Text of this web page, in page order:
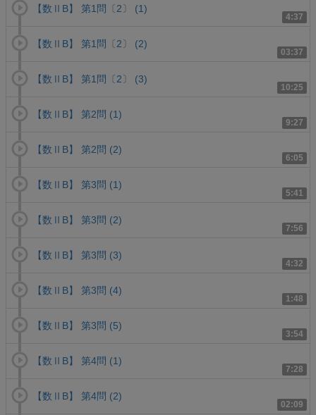
4:37
【数ⅡB】 第1問〔2〕 (1)
03:37
【数ⅡB】 第1問〔2〕 (2)
10:25
【数ⅡB】 第1問〔2〕 (3)
9:27
【数ⅡB】 第2問 (1)
6:05
【数ⅡB】 第2問 (2)
5:41
【数ⅡB】 第3問 (1)
7:56
【数ⅡB】 第3問 (2)
4:32
【数ⅡB】 第3問 (3)
1:48
【数ⅡB】 第3問 (4)
3:54
【数ⅡB】 第3問 (5)
7:28
【数ⅡB】 第4問 (1)
02:09
【数ⅡB】 第4問 (2)